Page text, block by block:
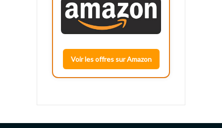
Voir les offres sur Amazon